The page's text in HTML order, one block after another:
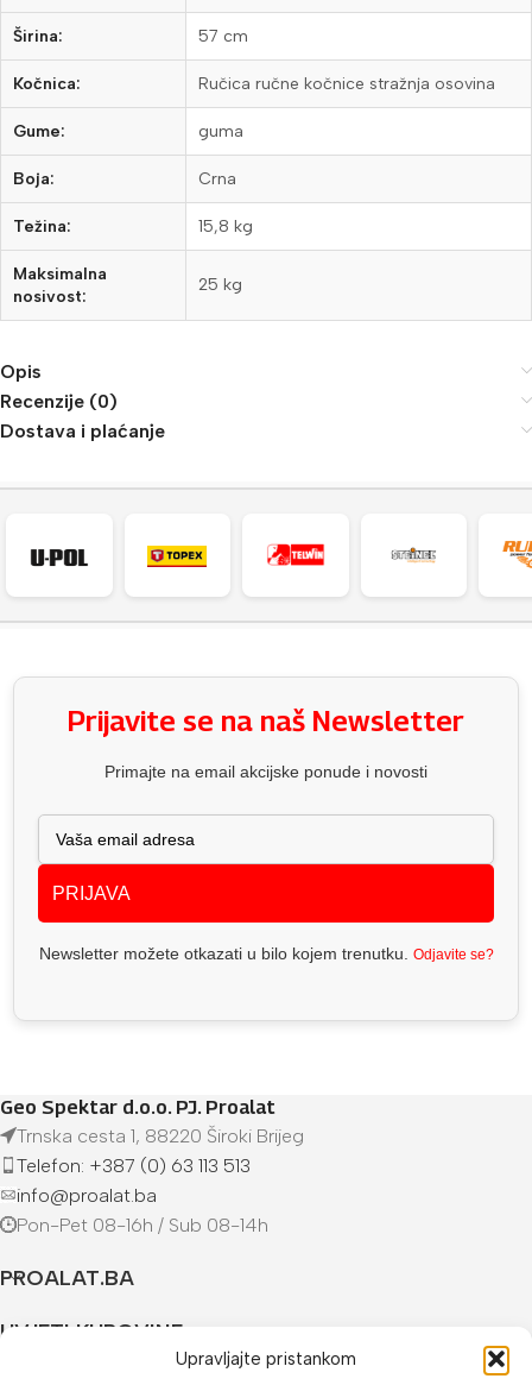
Upravljajte pristankom
Širina: 57 cm
Kočnica: Ručica ručne kočnice stražnja osovina
Gume: guma
Boja: Crna
Težina: 15,8 kg
Maksimalna
nosivost:
25 kg
Opis
Recenzije (0)
Dostava i plaćanje
Prijavite se na naš Newsletter
Primajte na email akcijske ponude i novosti
PRIJAVA
Newsletter možete otkazati u bilo kojem trenutku. Odjavite se?
Geo Spektar d.o.o. PJ. Proalat
Trnska cesta 1, 88220 Široki Brijeg
Telefon: +387 (0) 63 113 513
info@proalat.ba
Pon-Pet 08-16h / Sub 08-14h
PROALAT.BA
UVJETI KUPOVINE